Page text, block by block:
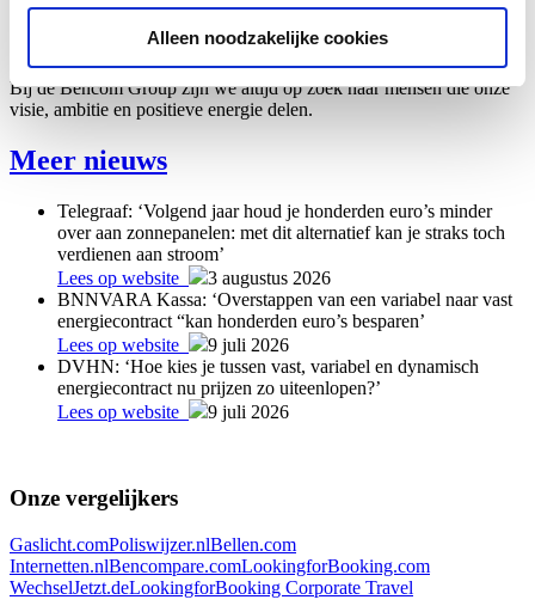
Alleen noodzakelijke cookies
Bekijk alle vacatures
Bij de Bencom Group zijn we altijd op zoek naar mensen die onze
visie, ambitie en positieve energie delen.
Meer nieuws
Telegraaf: ‘Volgend jaar houd je honderden euro’s minder
over aan zonnepanelen: met dit alternatief kan je straks toch
verdienen aan stroom’
Lees op website
3 augustus 2026
BNNVARA Kassa: ‘Overstappen van een variabel naar vast
energiecontract “kan honderden euro’s besparen’
Lees op website
9 juli 2026
DVHN: ‘Hoe kies je tussen vast, variabel en dynamisch
energiecontract nu prijzen zo uiteenlopen?’
Lees op website
9 juli 2026
Onze vergelijkers
Gaslicht.comPoliswijzer.nlBellen.com
Internetten.nlBencompare.comLookingforBooking.com
WechselJetzt.deLookingforBooking Corporate Travel